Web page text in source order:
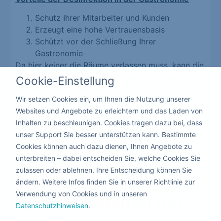
Schutz Ihrer Mitarbeiter und Kunden
Erzeugt eine hohe Vertrauensbasis
Schützt vor der Schließung Ihrer
Gastronomie
Da hier keiner die Räume verlassen muss, kann die
Corona Desinfektion mit giftfreien flüssigen
Mitteln nebenbei ausgeführt werden.
Kita & Schule
Warum eine
Dekontamination
Cookie-Einstellung
Wir setzen Cookies ein, um Ihnen die Nutzung unserer
Websites und Angebote zu erleichtern und das Laden von
Inhalten zu beschleunigen. Cookies tragen dazu bei, dass
unser Support Sie besser unterstützen kann. Bestimmte
Cookies können auch dazu dienen, Ihnen Angebote zu
unterbreiten – dabei entscheiden Sie, welche Cookies Sie
zulassen oder ablehnen. Ihre Entscheidung können Sie
ändern. Weitere Infos finden Sie in unserer Richtlinie zur
Verwendung von Cookies und in unseren
Datenschutzhinweisen.